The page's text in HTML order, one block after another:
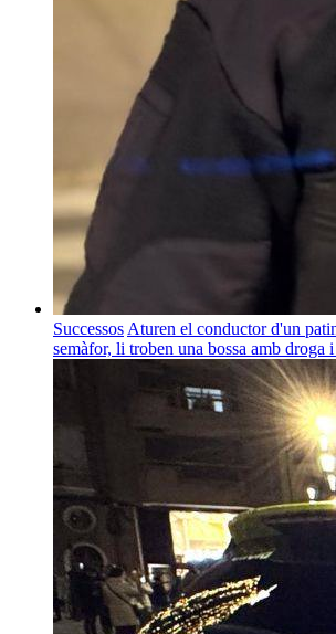
Successos Aturen el conductor d'un
semàfor, li troben una bossa amb droga